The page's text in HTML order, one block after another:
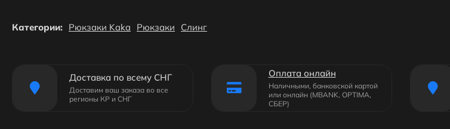
Категории: Рюкзаки Kaka Рюкзаки Слинг
Доставка по всему СНГ
Доставим ваш заказа во все
регионы КР и СНГ
Оплата онлайн
Наличными, банковской картой
или онлайн (MBANK, OPTIMA,
СБЕР)